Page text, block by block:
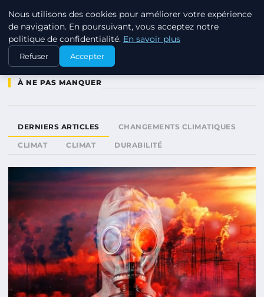
RSE ENJEUX
À NE PAS MANQUER
DERNIERS ARTICLES CHANGEMENTS CLIMATIQUES
CLIMAT CLIMAT DURABILITÉ
Nous utilisons des cookies pour améliorer votre expérience
de navigation. En poursuivant, vous acceptez notre
politique de confidentialité. En savoir plus
Refuser Accepter